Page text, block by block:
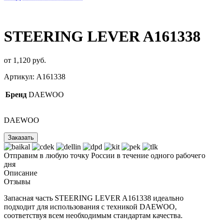
STEERING LEVER A161338
от 1,120 руб.
Артикул: A161338
Бренд DAEWOO
DAEWOO
Заказать
Отправим в любую точку России в течение одного рабочего
дня
Описание
Отзывы
Запасная часть STEERING LEVER A161338 идеально
подходит для использования с техникой DAEWOO,
соответствуя всем необходимым стандартам качества.